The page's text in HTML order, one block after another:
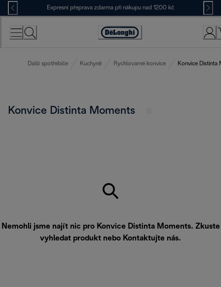
Skip
to
Content
Expresní přeprava zdarma při nákupu nad 1200 kč
Accessibility
Další spotřebiče Kuchyně Rychlovarné konvice Konvice Distinta
Konvice Distinta Moments
Nemohli jsme najít nic pro Konvice Distinta Moments. Zkuste
vyhledat produkt nebo Kontaktujte nás.